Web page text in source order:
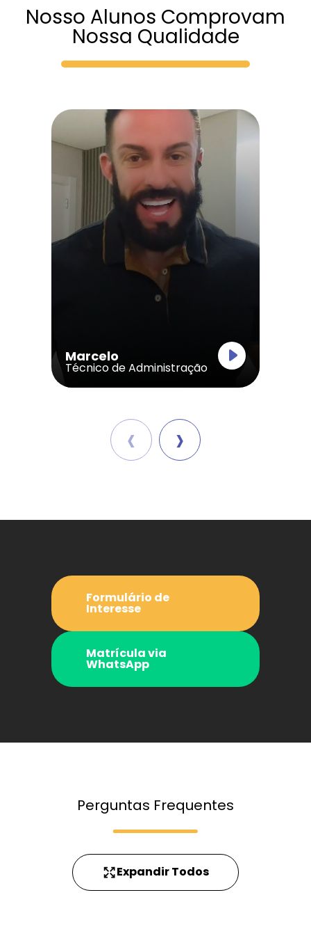
Nosso Alunos Comprovam
Nossa Qualidade
Marcelo
Técnico de Administração
‹ ›
Formulário de
Interesse
Matrícula via
WhatsApp
Perguntas Frequentes
Expandir Todos